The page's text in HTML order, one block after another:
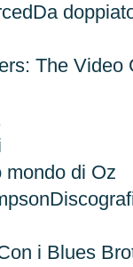
The Video
mondo di Oz
i Blues